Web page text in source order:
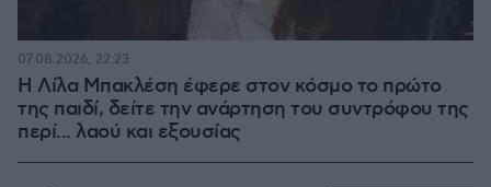
Η Λίλα Μπακλέση έφερε στον κόσμο το πρώτο
της παιδί, δείτε την ανάρτηση του συντρόφου της
περί... λαού και εξουσίας
07.08.2026, 22:23